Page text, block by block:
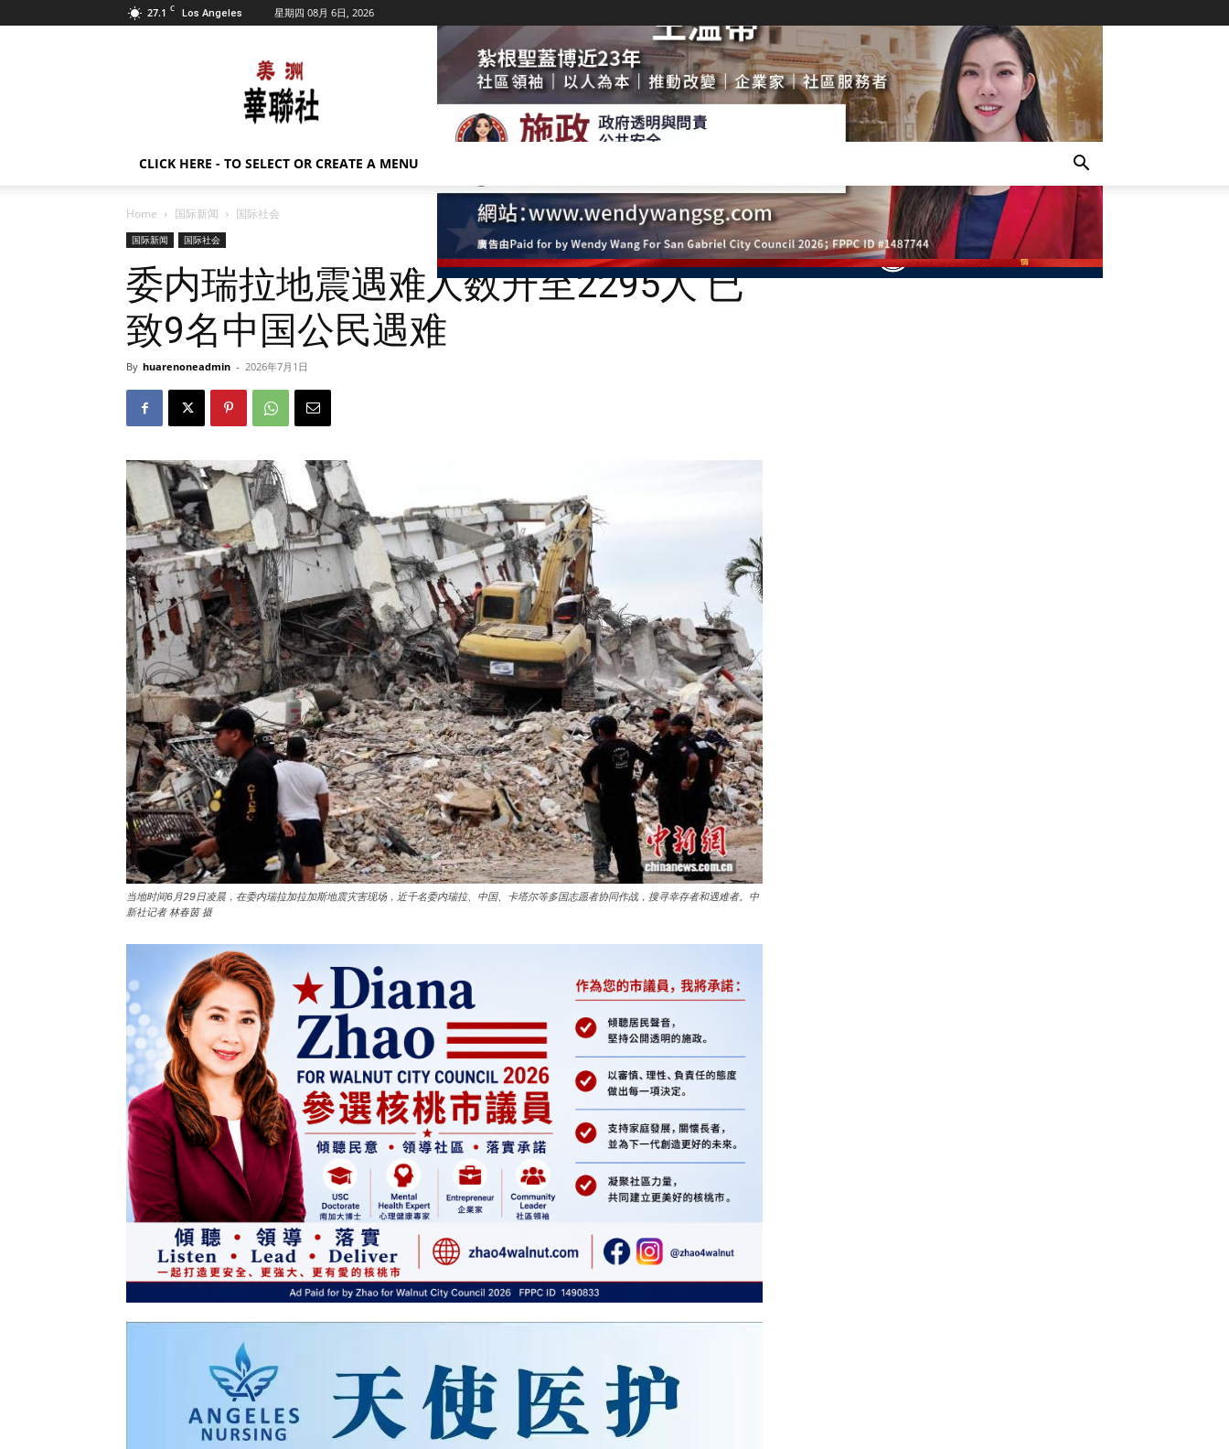
27.1 C Los Angeles 星期四 08月 6日, 2026
美
洲
华
联
CLICK HERE - TO SELECT OR CREATE A MENU
Home 国际新闻 国际社会
国际新闻 国际社会
委内瑞拉地震遇难人数升至2295人 已
致9名中国公民遇难
By huarenoneadmin - 2026年7月1日
当地时间6月29日凌晨，在委内瑞拉加拉加斯地震灾害现场，近千名委内瑞拉、中国、卡塔尔等多国志愿者协同作战，搜寻幸存者和遇难者。中
新社记者 林春茵 摄
- Advertisement -